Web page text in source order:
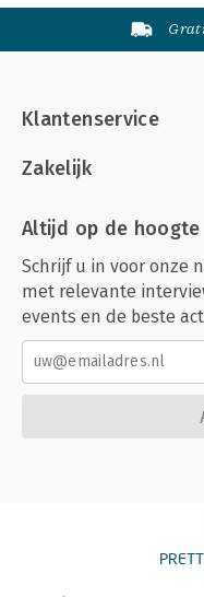
Klantenservice
Zakelijk
Altijd op de hoogte
Schrijf u in voor onze
met relevante
events en de beste